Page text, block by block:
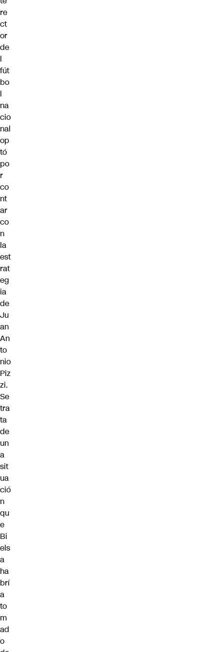
re
ct
or
de
l
fút
bo
l
na
cio
nal
op
tó
po
r
co
nt
ar
co
n
la
est
rat
eg
ia
de
Ju
an
An
to
nio
Piz
zi.
Se
tra
ta
de
un
a
sit
ua
ció
n
qu
e
Bi
els
a
ha
brí
a
to
m
ad
o